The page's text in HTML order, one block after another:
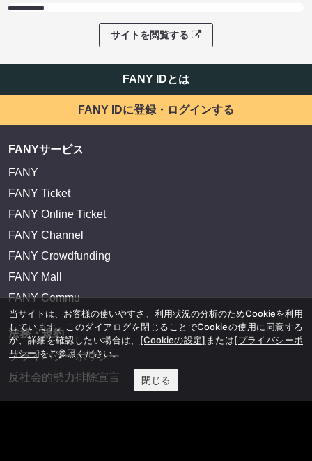
サイトを閲覧する
FANY IDとは
FANY IDに登録・ログインする
FANYサービス
FANY
FANY Ticket
FANY Online Ticket
FANY Channel
FANY Crowdfunding
FANY Mall
FANY Commu
法務・規約
プライバシーポリシー
反社会的勢力排除宣言
当サイトは、お客様の使いやすさ、利用状況の分析のためCookieを利用
しています。このダイアログを閉じることでCookieの使用に同意する
か、詳細を確認したい場合は、 [Cookieの設定] または[プライバシーポ
リシー]をご参照ください。
閉じる